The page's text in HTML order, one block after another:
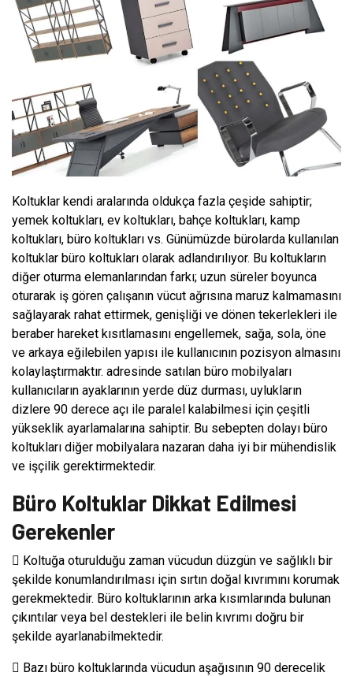
Koltuklar kendi aralarında oldukça fazla çeşide sahiptir;
yemek koltukları, ev koltukları, bahçe koltukları, kamp
koltukları, büro koltukları vs. Günümüzde bürolarda kullanılan
koltuklar büro koltukları olarak adlandırılıyor. Bu koltukların
diğer oturma elemanlarından farkı; uzun süreler boyunca
oturarak iş gören çalışanın vücut ağrısına maruz kalmamasını
sağlayarak rahat ettirmek, genişliği ve dönen tekerlekleri ile
beraber hareket kısıtlamasını engellemek, sağa, sola, öne
ve arkaya eğilebilen yapısı ile kullanıcının pozisyon almasını
kolaylaştırmaktır. adresinde satılan büro mobilyaları
kullanıcıların ayaklarının yerde düz durması, uylukların
dizlere 90 derece açı ile paralel kalabilmesi için çeşitli
yükseklik ayarlamalarına sahiptir. Bu sebepten dolayı büro
koltukları diğer mobilyalara nazaran daha iyi bir mühendislik
ve işçilik gerektirmektedir.
Büro Koltuklar Dikkat Edilmesi
Gerekenler
 Koltuğa oturulduğu zaman vücudun düzgün ve sağlıklı bir
şekilde konumlandırılması için sırtın doğal kıvrımını korumak
gerekmektedir. Büro koltuklarının arka kısımlarında bulunan
çıkıntılar veya bel destekleri ile belin kıvrımı doğru bir
şekilde ayarlanabilmektedir.
 Bazı büro koltuklarında vücudun aşağısının 90 derecelik